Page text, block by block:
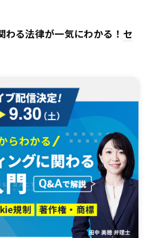
わる法律が一気にわかる！ セ